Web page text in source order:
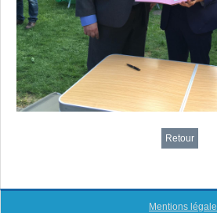
Retour
Mentions